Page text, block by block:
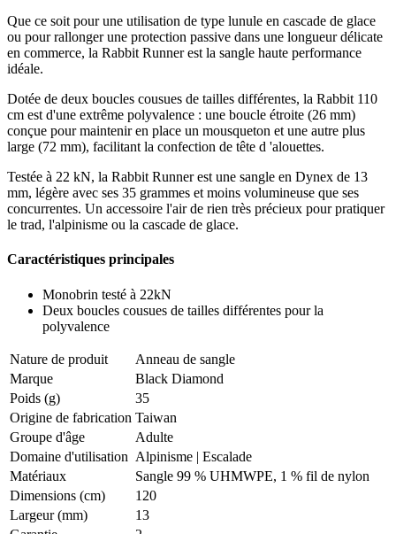
Que ce soit pour une utilisation de type lunule en cascade de glace
ou pour rallonger une protection passive dans une longueur délicate
en commerce, la Rabbit Runner est la sangle haute performance
idéale.
Dotée de deux boucles cousues de tailles différentes, la Rabbit 110
cm est d'une extrême polyvalence : une boucle étroite (26 mm)
conçue pour maintenir en place un mousqueton et une autre plus
large (72 mm), facilitant la confection de tête d 'alouettes.
Testée à 22 kN, la Rabbit Runner est une sangle en Dynex de 13
mm, légère avec ses 35 grammes et moins volumineuse que ses
concurrentes. Un accessoire l'air de rien très précieux pour pratiquer
le trad, l'alpinisme ou la cascade de glace.
Caractéristiques principales
Monobrin testé à 22kN
Deux boucles cousues de tailles différentes pour la
polyvalence
Nature de produit
Anneau de sangle
Marque
Black Diamond
Poids (g)
35
Origine de fabrication Taiwan
Groupe d'âge
Adulte
Domaine d'utilisation Alpinisme | Escalade
Matériaux
Sangle 99 % UHMWPE, 1 % fil de nylon
Dimensions (cm)
120
Largeur (mm)
13